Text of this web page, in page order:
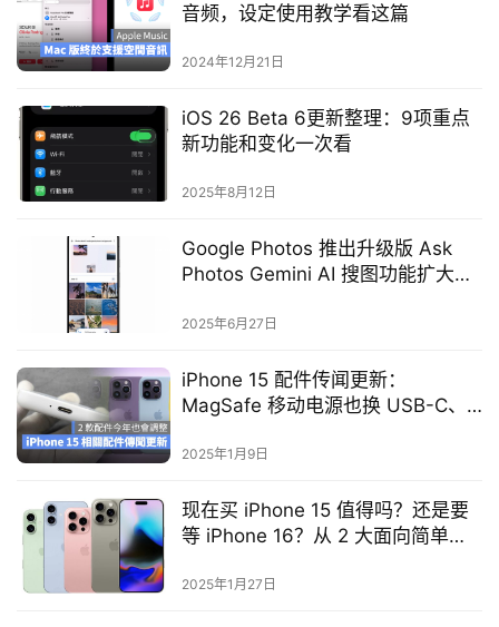
音频，设定使用教学看这篇
2024年12月21日
iOS 26 Beta 6更新整理：9项重点
新功能和变化一次看
2025年8月12日
Google Photos 推出升级版 Ask
Photos Gemini AI 搜图功能扩大开
2025年6月27日
iPhone 15 配件传闻更新：
MagSafe 移动电源也换 USB-C、
2025年1月9日
现在买 iPhone 15 值得吗？还是要
等 iPhone 16？从 2 大面向简单分
2025年1月27日